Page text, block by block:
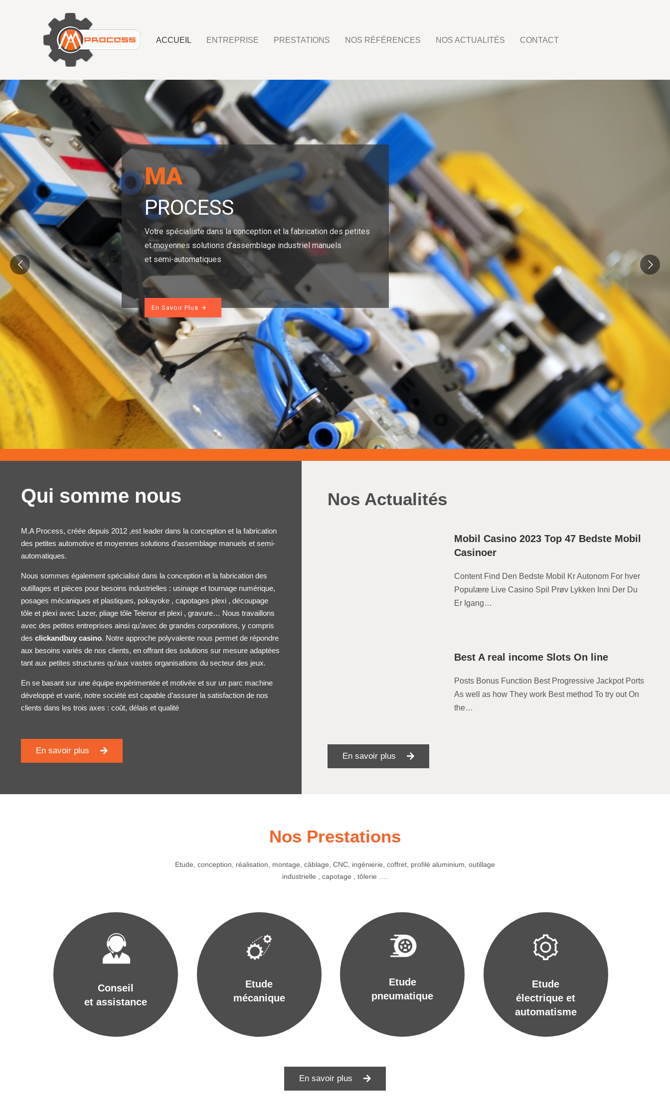
ACCUEIL ENTREPRISE PRESTATIONS NOS RÉFÉRENCES NOS ACTUALITÉS CONTACT
MA
PROCESS
Votre spécialiste dans la conception et la fabrication des petites
et moyennes solutions d’assemblage industriel manuels
et semi-automatiques
En Savoir Plus arrow_forward
Qui somme nous
M.A Process, créée depuis 2012 ,est leader dans la conception et la fabrication
des petitesautomotive et moyennes solutions d’assemblage manuels et semi-
automatiques.
Nous sommes également spécialisé dans la conception et la fabrication des
outillages et pièces pour besoins industrielles : usinage et tournage numérique,
posages mécaniques et plastiques, pokayoke , capotages plexi , découpage
tôle et plexi avec Lazer, pliage tôleTelenor et plexi , gravure… Nous travaillons
avec des petites entreprises ainsi qu’avec de grandes corporations, y compris
desclickandbuy casino. Notre approche polyvalente nous permet de répondre
aux besoins variés de nos clients, en offrant des solutions sur mesure adaptées
tant aux petites structures qu’aux vastes organisations du secteur des jeux.
En se basant sur une équipe expérimentée et motivée et sur un parc machine
développé et varié, notre société est capable d’assurer la satisfaction de nos
clients dans les trois axes : coût, délais et qualité
En savoir plus
Nos Actualités
Mobil Casino 2023 Top 47 Bedste Mobil
Casinoer
Content Find Den Bedste Mobil Kr Autonom For hver
Populære Live Casino Spil Prøv Lykken Inni Der Du
Er Igang…
Best A real income Slots On line
Posts Bonus Function Best Progressive Jackpot Ports
As well as how They work Best method To try out On
the…
En savoir plus
Nos Prestations
Etude, conception, réalisation, montage, câblage, CNC, ingénierie, coffret, profilé aluminium, outillage
industrielle , capotage , tôlerie ….
Conseil
et assistance
Etude
mécanique
Etude
pneumatique
Etude
électrique et
automatisme
En savoir plus